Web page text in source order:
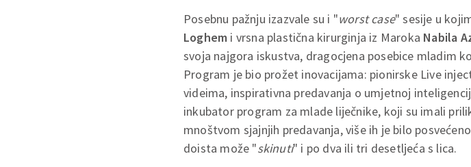
Posebnu pažnju izazvale su i "worst case" sesije u
Loghem i vrsna plastična kirurginja iz Maroka Nabila
svoja najgora iskustva, dragocjena posebice mladim
Program je bio prožet inovacijama: pionirske Live
videima, inspirativna predavanja o umjetnoj
inkubator program za mlade liječnike, koji su imali
mnoštvom sjajnjih predavanja, više ih je bilo
doista može "skinuti" i po dva ili tri desetljeća s lica.